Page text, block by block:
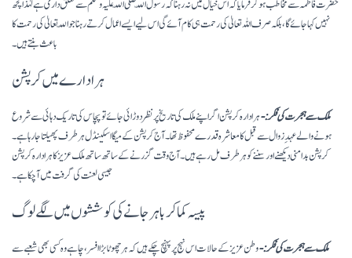
حضرت فاطمہؓ سے مخاطب ہو کر فرمایا کہ اس خیال میں نہ رہنا کہ رسول اللّہ صلی اللّہ علیہ وسلم سے تعلق داری ہے لہٰذا کچھ
نہیں کہا جائےگا، بلکہ صرف اللہ تعالیٰ کی رحمت ہی کام آئے گی اس لیے ایسے اعمال کرتے رہنا جو اللّہ تعالیٰ کی رحمت کا
باعث بنتے ہیں۔
ہر ادارے میں کرپشن
ملک سے ہجرت کی فکر:-ہر ادارہ کرپشن اگر اپنے ملک کی تاریخ پر نظر دوڑائی جائے تو پچاس کی تاریک دہائی سے شروع
ہونے والے عہدِ زوال سے قبل کا معاشرہ قدرے محفوظ تھا۔ آج کرپشن کے میگا اسکینڈل ہر طرف پھیلتا جارہا ہے۔
کرپشن بد امنی دیکھنے اور سننے کو ہر طرف مل رہے ہیں۔ آج وقت گزرنے کے ساتھ ساتھ ملک عزیز کا ہر ادارہ کرپشن
جیسی لعنت کی گرفت میں آچکا ہے۔
پیسہ کما کر باہر جانے کی کوششوں میں لگے لوگ
ملک سے ہجرت کی فکر:-وطن عزیز کے حالات اس نہج پر پہنچ چکے ہیں کہ ہر چھوٹا بڑا افسر، چاہے وہ کسی بھی شعبے سے